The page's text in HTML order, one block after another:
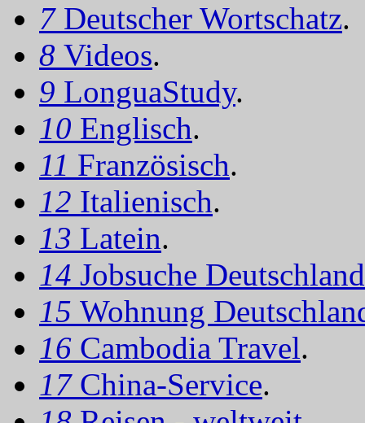
7 Deutscher Wortschatz.
8 Videos.
9 LonguaStudy.
10 Englisch.
11 Französisch.
12 Italienisch.
13 Latein.
14 Jobsuche Deutschland
15 Wohnung
16 Cambodia Travel.
17 China-Service.